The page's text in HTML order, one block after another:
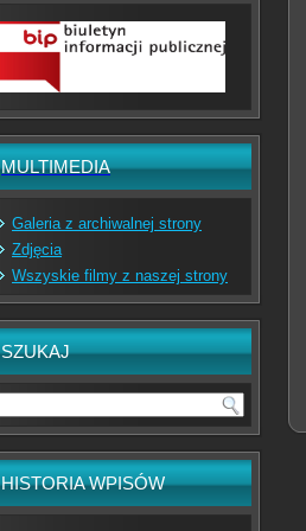
MULTIMEDIA
Galeria z archiwalnej strony
Zdjęcia
Wszyskie filmy z naszej strony
SZUKAJ
HISTORIA WPISÓW